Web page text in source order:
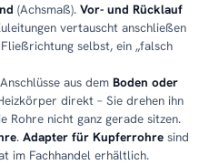
(Achsmaß). Vor- und Rücklauf
vertauscht anschließen
selbst, ein „falsch
Anschlüsse aus dem Boden oder
direkt – Sie drehen ihn
Rohre nicht ganz gerade sitzen.
. Adapter für Kupferrohre sind
im Fachhandel erhältlich.